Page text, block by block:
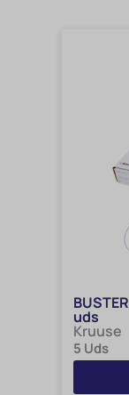
uds
Kruuse
5 Uds